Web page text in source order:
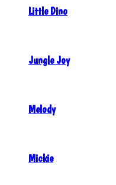
Little Dino
Jungle Joy
Melody
Mickie